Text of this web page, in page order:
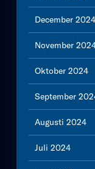
December 2024
November
Oktober 2024
September
Augusti 2024
Juli 2024